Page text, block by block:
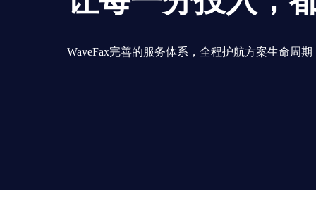
WaveFax完善的服务体系，全程护航方案生命周